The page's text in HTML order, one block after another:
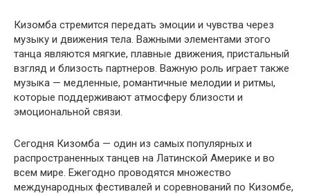
Кизомба стремится передать эмоции и чувства через
музыку и движения тела. Важными элементами этого
танца являются мягкие, плавные движения, пристальный
взгляд и близость партнеров. Важную роль играет также
музыка — медленные, романтичные мелодии и ритмы,
которые поддерживают атмосферу близости и
эмоциональной связи.
Сегодня Кизомба — один из самых популярных и
распространенных танцев на Латинской Америке и во
всем мире. Ежегодно проводятся множество
международных фестивалей и соревнований по Кизомбе,